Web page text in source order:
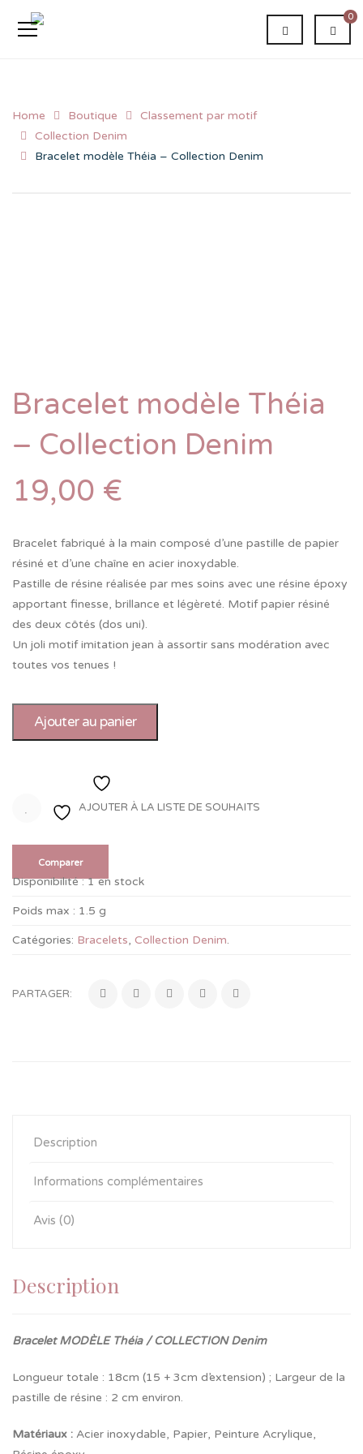
0
Home Boutique
Classement par motif
Collection Denim
Bracelet modèle Théia – Collection Denim
Bracelet modèle Théia
– Collection Denim
19,00 €
Bracelet fabriqué à la main composé d’une pastille de papier
résiné et d’une chaîne en acier inoxydable.
Pastille de résine réalisée par mes soins avec une résine époxy
apportant finesse, brillance et légèreté. Motif papier résiné
des deux côtés (dos uni).
Un joli motif imitation jean à assortir sans modération avec
toutes vos tenues !
Ajouter au panier
AJOUTER À LA LISTE DE SOUHAITS
Comparer
Disponibilité : 1 en stock
Poids max : 1.5 g
Catégories: Bracelets, Collection Denim.
PARTAGER:
Description
Informations complémentaires
Avis (0)
Description
Bracelet MODÈLE Théia / COLLECTION Denim
Longueur totale : 18cm (15 + 3cm d’extension) ; Largeur de la
pastille de résine : 2 cm environ.
Matériaux : Acier inoxydable, Papier, Peinture Acrylique,